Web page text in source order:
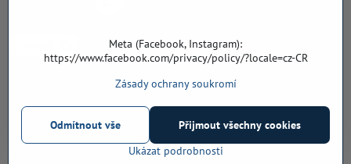
©2026CopyrightPředvolby soukromíZásady ochrany soukromí
Vytvořeno systémem:ByznysWeb.cz
Meta (Facebook, Instagram):
https://www.facebook.com/privacy/policy/?locale=cz-CR
Zásady ochrany soukromí
Ukázat podrobnosti
Přijmout všechny cookies
Odmítnout vše